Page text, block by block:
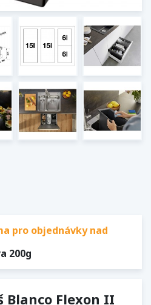
pro objednávky nad
200g
Blanco Flexon II